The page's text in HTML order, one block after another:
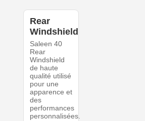
Rear
Windshield
Saleen 40
Rear
Windshield
de haute
qualité utilisé
pour une
apparence et
des
performances
personnalisées.